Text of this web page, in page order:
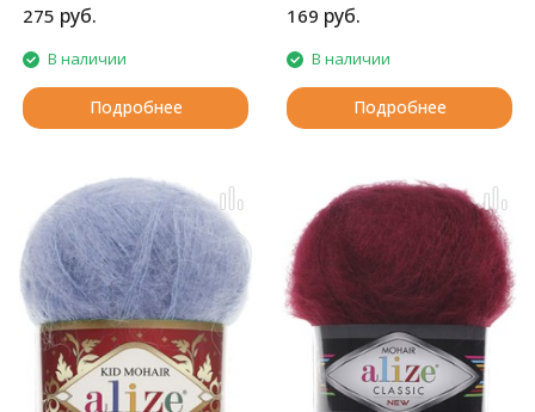
275 руб.
В наличии
Подробнее
169 руб.
В наличии
Подробнее